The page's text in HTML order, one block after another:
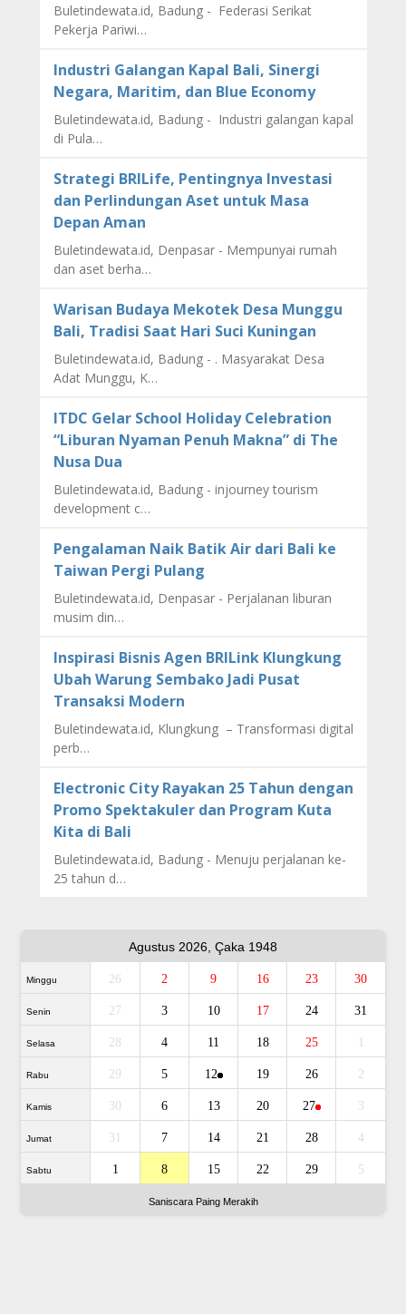
Buletindewata.id, Badung - Federasi Serikat
Pekerja Pariwi…
Industri Galangan Kapal Bali, Sinergi
Negara, Maritim, dan Blue Economy
Buletindewata.id, Badung - Industri galangan kapal
di Pula…
Strategi BRILife, Pentingnya Investasi
dan Perlindungan Aset untuk Masa
Depan Aman
Buletindewata.id, Denpasar - Mempunyai rumah
dan aset berha…
Warisan Budaya Mekotek Desa Munggu
Bali, Tradisi Saat Hari Suci Kuningan
Buletindewata.id, Badung - . Masyarakat Desa
Adat Munggu, K…
ITDC Gelar School Holiday Celebration
“Liburan Nyaman Penuh Makna” di The
Nusa Dua
Buletindewata.id, Badung - injourney tourism
development c…
Pengalaman Naik Batik Air dari Bali ke
Taiwan Pergi Pulang
Buletindewata.id, Denpasar - Perjalanan liburan
musim din…
Inspirasi Bisnis Agen BRILink Klungkung
Ubah Warung Sembako Jadi Pusat
Transaksi Modern
Buletindewata.id, Klungkung – Transformasi digital
perb…
Electronic City Rayakan 25 Tahun dengan
Promo Spektakuler dan Program Kuta
Kita di Bali
Buletindewata.id, Badung - Menuju perjalanan ke-
25 tahun d…
Agustus 2026, Çaka 1948
Minggu 26 2 9 16 23 30
Senin 27 3 10 17 24 31
Selasa 28 4 11 18 25
Rabu 29 5 12 19 26 2
Kamis 30 6 13 20 27 3
Jumat 31 7 14 21 28 4
Sabtu 1 8 15 22 29 5
Saniscara Paing Merakih